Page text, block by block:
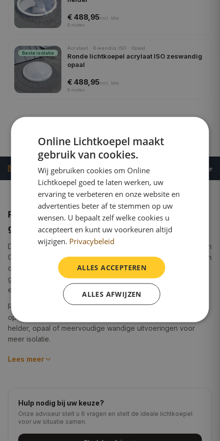
€ 488,95incl.
btw
9 maten
Beste isolatie
Acrylaat · 6-wandig ISO · Opaal
Ronde lichtkoepel acrylaat ISO zeswandig
opaal
€ 488,95incl.
btw
9 maten
Direct van de fabrikant Nederlands fabricaat Gratis
Ronde lichtkoepel ø80 cm: stijl en licht
gecombineerd
De ronde lichtkoepel ø80 cm heeft een verlicht oppervlak van
0.50 m². Dit formaat past uitstekend in moderne architectuur en
creëert een bijzondere lichtwerking. De ronde vorm heeft
geen hoeken waar vuil zich ophoopt, wat reinigen
eenvoudiger maakt.
Ronde koepels worden geleverd met een bijpassende ronde
opstand. De daksparing is ø100 cm. Kies uit enkelvoudige
helder, opaal of meervoudige wandige uitvoeringen voor
meer isolatie.
betaalbaar. Kies dubbelwandig voor woonruimtes (U 2,94
W/m²K) of driewandig voor badkamers en slaapkamers (U
Lees meer
Hulp nodig bij uw keuze?
Onze adviseur stelt u 6 vragen en stelt de ideale lichtkoepel
voor uw situatie samen.
Online Lichtkoepel maakt
gebruik van cookies.
Wij gebruiken cookies om Online
Lichtkoepel goed te laten werken, uw
ervaring te verbeteren en onze website en
advertenties beter af te stemmen op uw
wensen. U bepaalt zelf welke cookies u
accepteert en kunt uw voorkeuren altijd
wijzigen. Privacybeleid
ALLES ACCEPTEREN
ALLES AFWIJZEN